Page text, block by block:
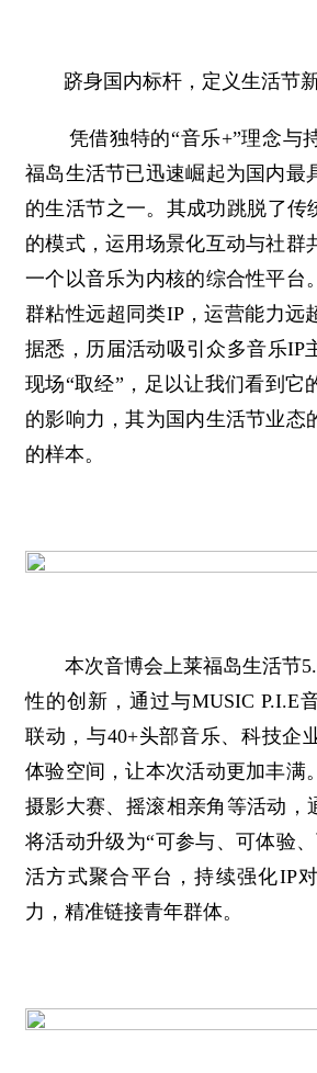
跻身国内标杆，定义生活节
凭借独特的“音乐+”理念与
福岛生活节已迅速崛起为国内最
的生活节之一。其成功跳脱了传
的模式，运用场景化互动与社群
一个以音乐为内核的综合性平台
群粘性远超同类IP，运营能力远
据悉，历届活动吸引众多音乐IP
现场“取经”，足以让我们看到它
的影响力，其为国内生活节业态
的样本。
本次音博会上莱福岛生活节
性的创新，通过与MUSIC P.I.E
联动，与40+头部音乐、科技企
体验空间，让本次活动更加丰满
摄影大赛、摇滚相亲角等活动，
将活动升级为“可参与、可体验
活方式聚合平台，持续强化IP
力，精准链接青年群体。